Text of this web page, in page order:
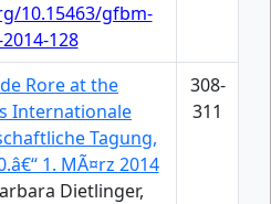
10.15463/gfbm-
128
Rore at the
Internationale
Tagung,
1. MÃ¤rz 2014
Dietlinger,
308-
311